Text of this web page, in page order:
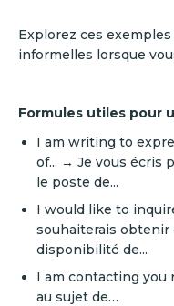
Explorez ces
informelles lorsque
Formules utiles pour
I am writing to
of... → Je vous écris
le poste de...
I would like to
souhaiterais obtenir
disponibilité de...
I am contacting you
au sujet de…